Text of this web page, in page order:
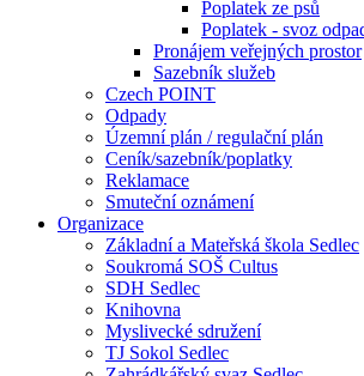
Poplatek ze psů
Poplatek - svoz
Pronájem veřejných prostor
Sazebník služeb
Czech POINT
Odpady
Územní plán / regulační plán
Ceník/sazebník/poplatky
Reklamace
Smuteční oznámení
Organizace
Základní a Mateřská škola Sedlec
Soukromá SOŠ Cultus
SDH Sedlec
Knihovna
Myslivecké sdružení
TJ Sokol Sedlec